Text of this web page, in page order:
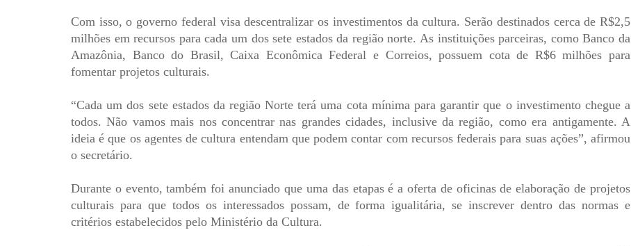
Com isso, o governo federal visa descentralizar os investimentos da cultura. Serão destinados cerca de R$2,5
milhões em recursos para cada um dos sete estados da região norte. As instituições parceiras, como Banco da
Amazônia, Banco do Brasil, Caixa Econômica Federal e Correios, possuem cota de R$6 milhões para
fomentar projetos culturais.
“Cada um dos sete estados da região Norte terá uma cota mínima para garantir que o investimento chegue a
todos. Não vamos mais nos concentrar nas grandes cidades, inclusive da região, como era antigamente. A
ideia é que os agentes de cultura entendam que podem contar com recursos federais para suas ações”, afirmou
o secretário.
Durante o evento, também foi anunciado que uma das etapas é a oferta de oficinas de elaboração de projetos
culturais para que todos os interessados possam, de forma igualitária, se inscrever dentro das normas e
critérios estabelecidos pelo Ministério da Cultura.